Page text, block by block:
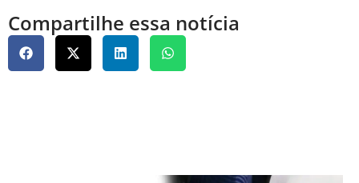
Compartilhe essa notícia